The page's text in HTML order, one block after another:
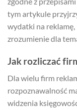
tym artykule
wydatki na reklamę,
zrozumienie dla
Jak rozliczać
Dla wielu firm
rozpoznawalność
widzenia